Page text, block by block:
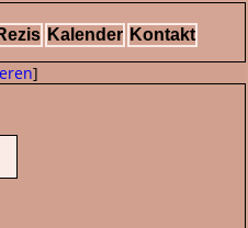
Kalender Kontakt
]